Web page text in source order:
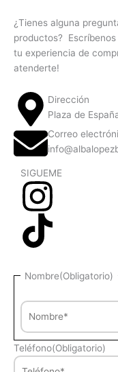
¿Tienes alguna
productos?
tu experiencia de
atenderte!
Dirección
Plaza de
Correo
SIGUEME
Nombre(Obligatorio)
Teléfono(Obligatorio)